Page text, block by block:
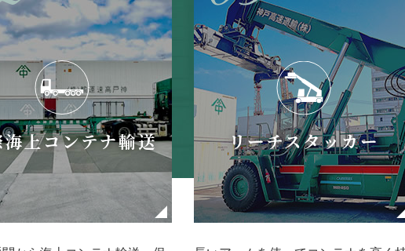
海上コンテナ輸送 リーチスタッカー